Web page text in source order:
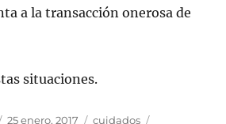
a la transacción onerosa de
situaciones.
Publicado
25 enero, 2017 Categorías
cuidados